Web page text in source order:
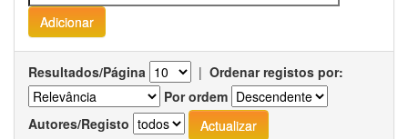
Resultados/Página | Ordenar registos por:
Por ordem
Autores/Registo